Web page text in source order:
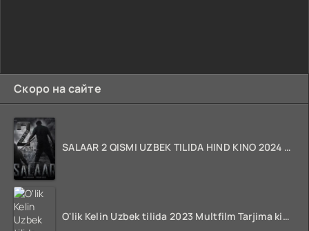
Скоро на сайте
SALAAR 2 QISMI UZBEK TILIDA HIND KINO 2024 TARJIMA 720p HD Skachat
O'lik Kelin Uzbek tilida 2023 Multfilm Tarjima kino skachat